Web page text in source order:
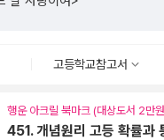
고등학교참고서
행운 아크릴 북마크 (대상도서 2만
451. 개념원리 고등 확률